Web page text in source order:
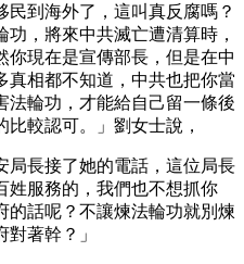
到海外了，這叫真反腐嗎？
，將來中共滅亡遭清算時，
你現在是宣傳部長，但是在中
真相都不知道，中共也把你當
法輪功，才能給自己留一條後
較認可。」劉女士說，
局長接了她的電話，這位局長
姓服務的，我們也不想抓你
的話呢？不讓煉法輪功就別煉
著幹？」